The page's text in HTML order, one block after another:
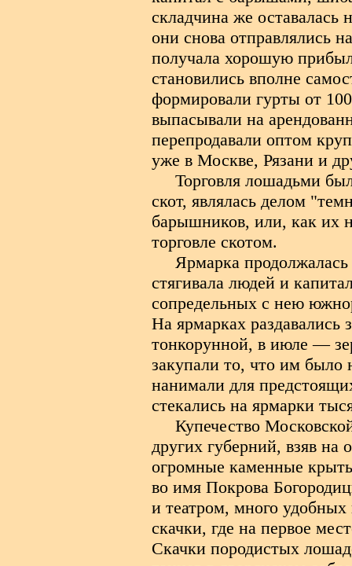
складчина же оставалась
они снова отправлялись
получала хорошую
становились вполне
формировали гурты от
выпасывали на
перепродавали оптом
уже в Москве, Рязани и
Торговля лошадьми
скот, являлась делом
барышников, или, как их
торговле скотом.
Ярмарка
стягивала людей и
сопредельных с нею
На ярмарках
тонкорунной, в июле —
закупали то, что им было
нанимали для
стекались на ярмарки
Купечество
других губерний, взяв на
огромные каменные
во имя Покрова
и театром, много
скачки, где на первое
Скачки породистых